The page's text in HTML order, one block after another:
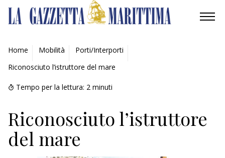
AMBIENTE
MOBILITÀ
INDUSTRIA
RICERCA
ECONOMIA
Home Mobilità
Porti/Interporti
Riconosciuto l’istruttore del mare
Tempo per la lettura: 2 minuti
Riconosciuto l’istruttore
del mare